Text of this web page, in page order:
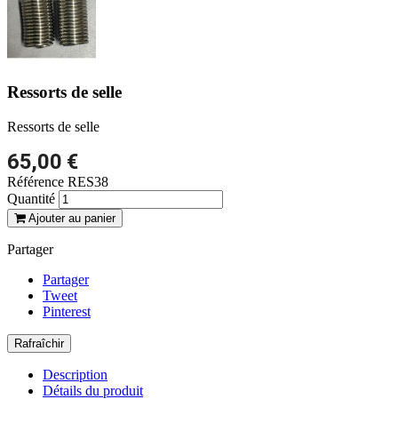
Ressorts de selle
Ressorts de selle
65,00 €
Référence RES38
Quantité
Ajouter au panier
Partager
Partager
Tweet
Pinterest
Description
Détails du produit